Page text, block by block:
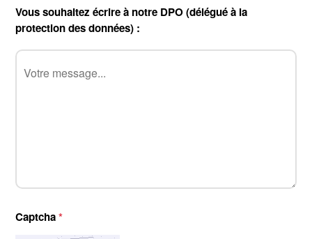
Vous souhaitez écrire à notre DPO (délégué à la
protection des données) :
Captcha*